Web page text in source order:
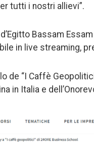
tutti i nostri allievi”.
Bassam
in live streaming,
de “I Caffè
in Italia e